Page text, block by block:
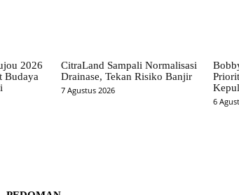
2026
Budaya
CitraLand Sampali Normalisasi
Drainase, Tekan Risiko Banjir
7 Agustus 2026
6